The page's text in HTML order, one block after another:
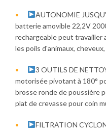
AUTONOMIE
batterie amovible 22,2V
rechargeable peut travailler
les poils d'animaux,
3 OUTILS DE
motorisée pivotant à 180°
brosse ronde de poussière
plat de crevasse pour coin
FILTRATION